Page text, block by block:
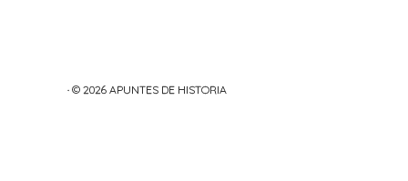
· © 2026 APUNTES DE HISTORIA